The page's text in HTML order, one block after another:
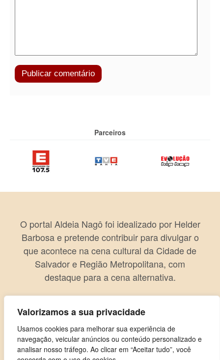
Valorizamos a sua privacidade
Usamos cookies para melhorar sua experiência de
navegação, veicular anúncios ou conteúdo personalizado e
analisar nosso tráfego. Ao clicar em “Aceitar tudo”, você
Parceiros
O portal Aldeia Nagô foi idealizado por Helder
Barbosa e pretende contribuir para divulgar o
que acontece na cena cultural da Cidade de
Salvador e Região Metropolitana, com
destaque para a cena alternativa.